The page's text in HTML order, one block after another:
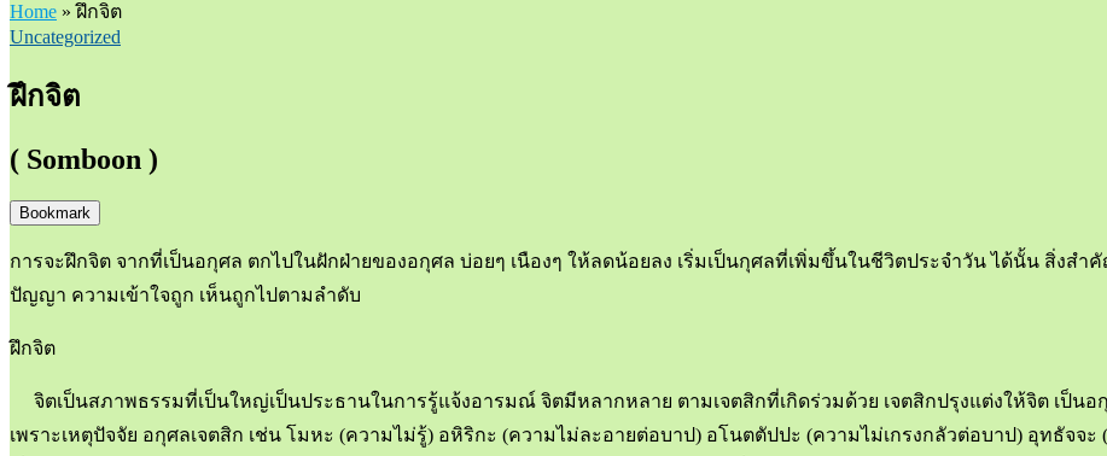
Home »ฝึกจิต
Uncategorized
ฝึกจิต
( Somboon )
Bookmark
การจะฝึกจิต จากที่เป็นอกุศล ตกไปในฝักฝ่ายของอกุศล บ่อยๆ เนืองๆ ให้ลดน้อยลง เริ่มเป็นกุศลที่เพิ่มขึ้นในชีวิตประจำวัน ได้นั้น สิ่งส
ปัญญา ความเข้าใจถูก เห็นถูกไปตามลำดับ
ฝึกจิต
จิตเป็นสภาพธรรมที่เป็นใหญ่เป็นประธานในการรู้แจ้งอารมณ์ จิตมีหลากหลาย ตามเจตสิกที่เกิดร่วมด้วย เจตสิกปรุงแต่งให้จิต เป็น
เพราะเหตุปัจจัย อกุศลเจตสิก เช่น โมหะ (ความไม่รู้) อหิริกะ (ความไม่ละอายต่อบาป) อโนตตัปปะ (ความไม่เกรงกลัวต่อบาป) อุทธัจจ